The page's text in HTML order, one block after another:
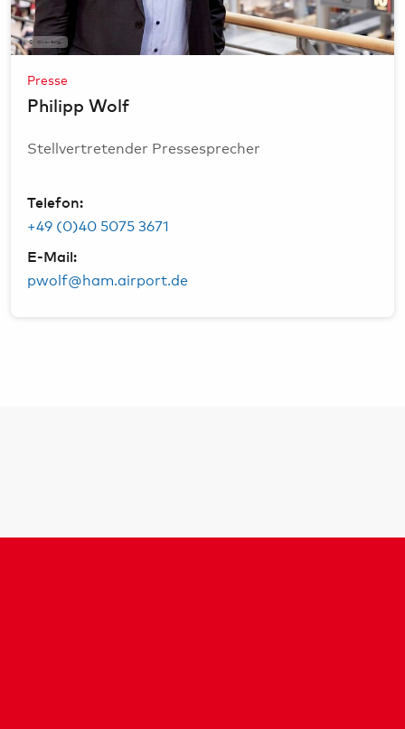
Oliver Sorg
Philipp Wolf
Presse
Stellvertretender Pressesprecher
Telefon:
+49 (0)40 5075 3671
E-Mail:
pwolf@ham.airport.de